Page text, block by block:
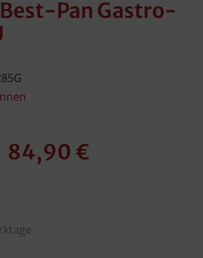
Pan Gastro-
84,90 €